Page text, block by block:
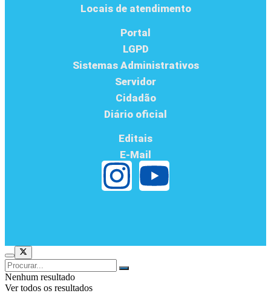
Locais de atendimento
Portal
LGPD
Sistemas Administrativos
Servidor
Cidadão
Diário oficial
Editais
E-Mail
Nenhum resultado
Ver todos os resultados